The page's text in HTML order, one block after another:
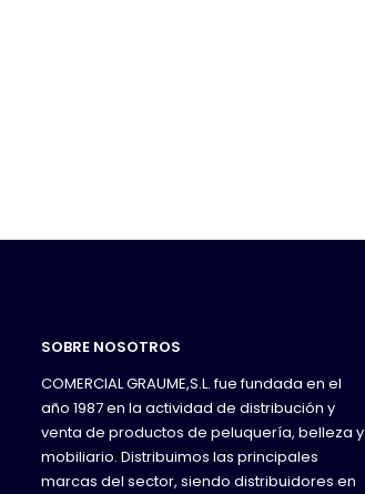
SOBRE NOSOTROS
COMERCIAL GRAUME,S.L. fue fundada en el
año 1987 en la actividad de distribución y
venta de productos de peluquería, belleza y
mobiliario. Distribuimos las principales
marcas del sector, siendo distribuidores en